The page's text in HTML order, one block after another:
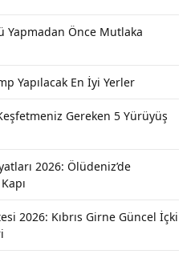
Yapmadan Önce Mutlaka
Yapılacak En İyi Yerler
Gereken 5 Yürüyüş
2026: Ölüdeniz’de
2026: Kıbrıs Girne Güncel İçki